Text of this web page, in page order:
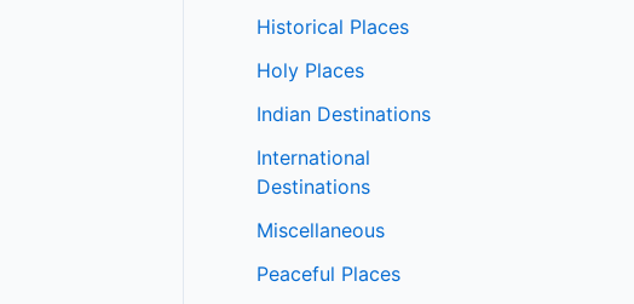
Historical Places
Holy Places
Indian Destinations
International
Destinations
Miscellaneous
Peaceful Places